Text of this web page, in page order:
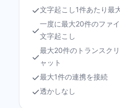
文字起こし1件あたり最
一度に最大20件のファ
文字起こし
最大20件のトランスク
ャット
最大1件の連携を接続
透かしなし